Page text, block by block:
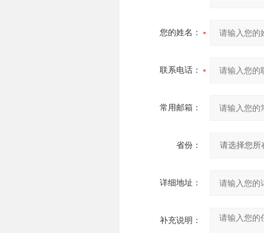
您的姓名：
联系电话：
常用邮箱：
省份：
详细地址：
补充说明：